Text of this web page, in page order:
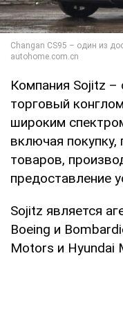
Компания Sojitz –
торговый
широким
включая покупку,
товаров,
предоставление
Sojitz является
Boeing и
Motors и Hyundai